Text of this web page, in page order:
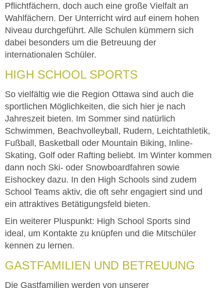
Pflichtfächern, doch auch eine große Vielfalt an
Wahlfächern. Der Unterricht wird auf einem hohen
Niveau durchgeführt. Alle Schulen kümmern sich
dabei besonders um die Betreuung der
internationalen Schüler.
HIGH SCHOOL SPORTS
So vielfältig wie die Region Ottawa sind auch die
sportlichen Möglichkeiten, die sich hier je nach
Jahreszeit bieten. Im Sommer sind natürlich
Schwimmen, Beachvolleyball, Rudern, Leichtathletik,
Fußball, Basketball oder Mountain Biking, Inline-
Skating, Golf oder Rafting beliebt. Im Winter kommen
dann noch Ski- oder Snowboardfahren sowie
Eishockey dazu. In den High Schools sind zudem
School Teams aktiv, die oft sehr engagiert sind und
ein attraktives Betätigungsfeld bieten.
Ein weiterer Pluspunkt: High School Sports sind
ideal, um Kontakte zu knüpfen und die Mitschüler
kennen zu lernen.
GASTFAMILIEN UND BETREUUNG
Die Gastfamilien werden von unserer